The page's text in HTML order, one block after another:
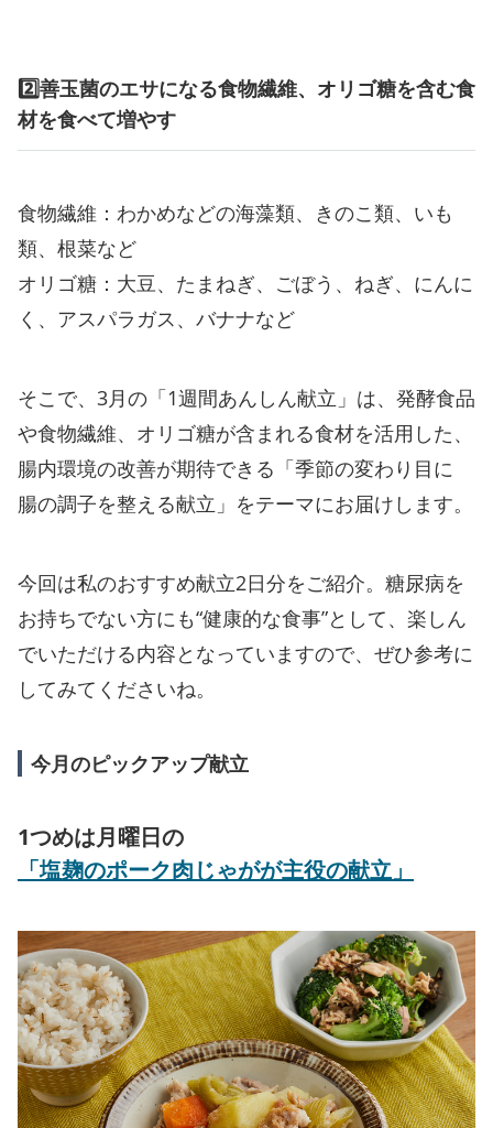
2️⃣善玉菌のエサになる食物繊維、オリゴ糖を含む食
材を食べて増やす
食物繊維：わかめなどの海藻類、きのこ類、いも
類、根菜など
オリゴ糖：大豆、たまねぎ、ごぼう、ねぎ、にんに
く、アスパラガス、バナナなど
そこで、3月の「1週間あんしん献立」は、発酵食品
や食物繊維、オリゴ糖が含まれる食材を活用した、
腸内環境の改善が期待できる「季節の変わり目に
腸の調子を整える献立」をテーマにお届けします。
今回は私のおすすめ献立2日分をご紹介。糖尿病を
お持ちでない方にも“健康的な食事”として、楽しん
でいただける内容となっていますので、ぜひ参考に
してみてくださいね。
今月のピックアップ献立
1つめは月曜日の
「塩麹のポーク肉じゃがが主役の献立」